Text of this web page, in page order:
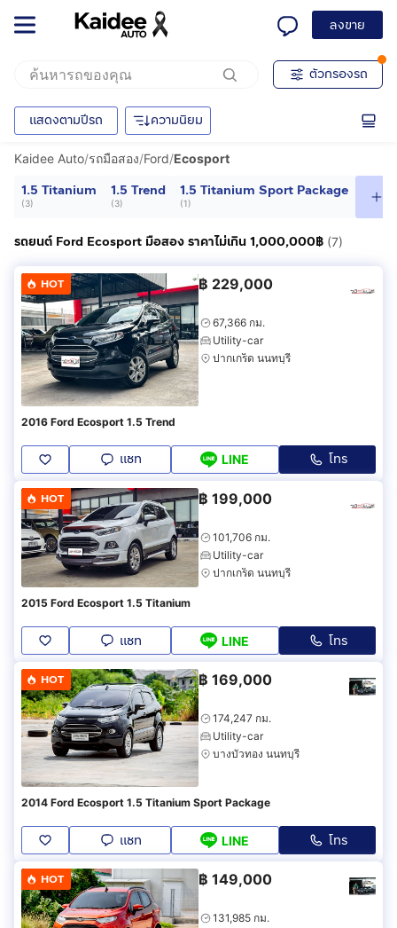
ลงขาย
ตัวกรองรถ
แสดงตามปีรถ ความนิยม
Kaidee Auto/รถมือสอง/Ford/Ecosport
1.5 Titanium
(3)
1.5 Trend
(3)
1.5 Titanium Sport Package
(1)
รถยนต์ Ford Ecosport มือสอง ราคาไม่เกิน 1,000,000฿ (7)
HOT ฿ 229,000
67,366 กม.
Utility-car
ปากเกร็ด นนทบุรี
2016 Ford Ecosport 1.5 Trend
แชท LINE โทร
HOT ฿ 199,000
101,706 กม.
Utility-car
ปากเกร็ด นนทบุรี
2015 Ford Ecosport 1.5 Titanium
แชท LINE โทร
HOT ฿ 169,000
174,247 กม.
Utility-car
บางบัวทอง นนทบุรี
2014 Ford Ecosport 1.5 Titanium Sport Package
แชท LINE โทร
HOT ฿ 149,000
131,985 กม.